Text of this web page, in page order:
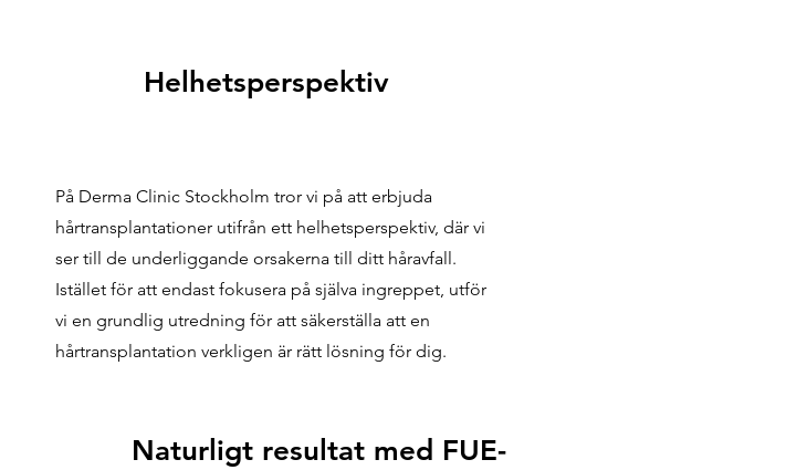
Helhetsperspektiv
På Derma Clinic Stockholm tror vi på att erbjuda
hårtransplantationer utifrån ett helhetsperspektiv, där vi
ser till de underliggande orsakerna till ditt håravfall.
Istället för att endast fokusera på själva ingreppet, utför
vi en grundlig utredning för att säkerställa att en
hårtransplantation verkligen är rätt lösning för dig.
Naturligt resultat med FUE-